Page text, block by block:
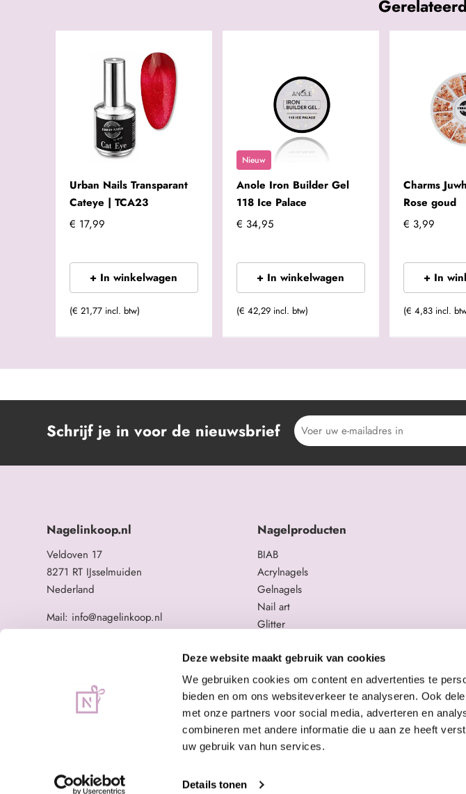
Deze website maakt gebruik van cookies
We gebruiken cookies om content en advertenties te
bieden en om ons websiteverkeer te analyseren. Ook
met onze partners voor social media, adverteren en
combineren met andere informatie die u aan ze heeft
uw gebruik van hun services.
Details tonen
Urban Nails Transparant
Cateye | TCA23
€ 17,99
+ In winkelwagen
(€ 21,77 incl. btw)
Nieuw
Anole Iron Builder Gel
118 Ice Palace
€ 34,95
+ In winkelwagen
(€ 42,29 incl. btw)
Charms
Rose goud
€ 3,99
+ In
(€ 4,83 incl.
Schrijf je in voor de nieuwsbrief
Nagelinkoop.nl
Veldoven 17
8271 RT IJsselmuiden
Nederland
Mail: info@nagelinkoop.nl
BTW nummer: NL863104678B01
Nagelproducten
BIAB
Acrylnagels
Gelnagels
Nail art
Glitter
Overige nagelproducten